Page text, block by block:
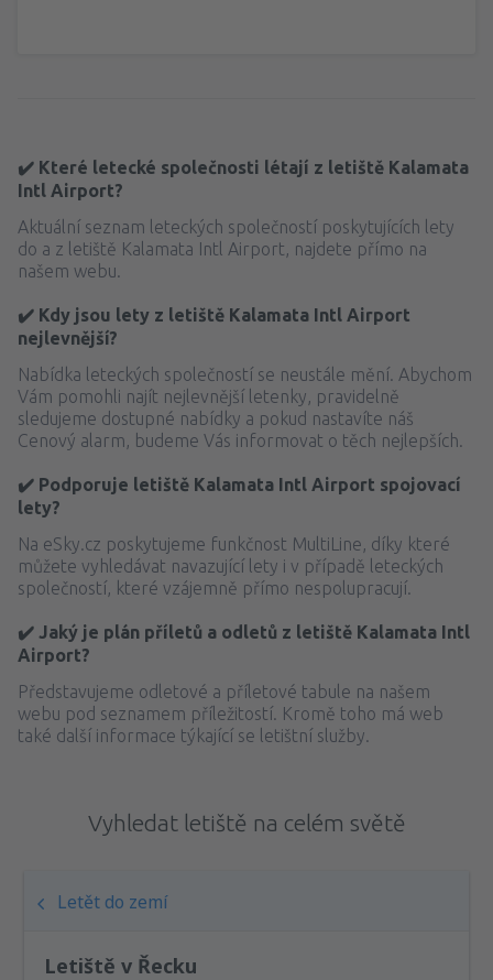
✔️ Které letecké společnosti létají z letiště Kalamata
Intl Airport?
Aktuální seznam leteckých společností poskytujících lety
do a z letiště Kalamata Intl Airport, najdete přímo na
našem webu.
✔️ Kdy jsou lety z letiště Kalamata Intl Airport
nejlevnější?
Nabídka leteckých společností se neustále mění. Abychom
Vám pomohli najít nejlevnější letenky, pravidelně
sledujeme dostupné nabídky a pokud nastavíte náš
Cenový alarm, budeme Vás informovat o těch nejlepších.
✔️ Podporuje letiště Kalamata Intl Airport spojovací
lety?
Na eSky.cz poskytujeme funkčnost MultiLine, díky které
můžete vyhledávat navazující lety i v případě leteckých
společností, které vzájemně přímo nespolupracují.
✔️ Jaký je plán příletů a odletů z letiště Kalamata Intl
Airport?
Představujeme odletové a příletové tabule na našem
webu pod seznamem příležitostí. Kromě toho má web
také další informace týkající se letištní služby.
Vyhledat letiště na celém světě
Letět do zemí
Letiště v Řecku